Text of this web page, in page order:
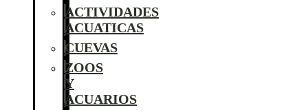
ACTIVIDADES
ACUATICAS
CUEVAS
ZOOS
Y
ACUARIOS